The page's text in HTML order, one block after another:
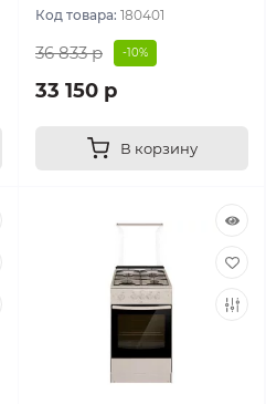
Код товара: 180401
36 833 р -10%
33 150 р
В корзину